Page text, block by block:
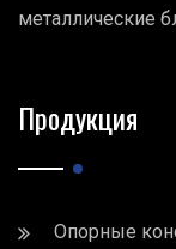
металлические
Продукция
Опорные